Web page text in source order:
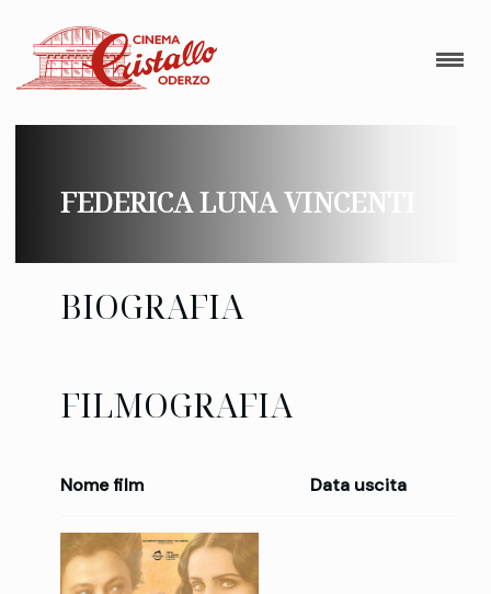
FEDERICA LUNA VINCENTI
BIOGRAFIA
FILMOGRAFIA
Nome film Data uscita